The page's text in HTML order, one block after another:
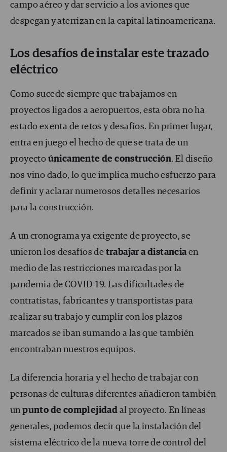
campo aéreo y dar servicio a los aviones que
despegan y aterrizan en la capital latinoamericana.
Los desafíos de instalar este trazado
eléctrico
Como sucede siempre que trabajamos en
proyectos ligados a aeropuertos, esta obra no ha
estado exenta de retos y desafíos. En primer lugar,
entra en juego el hecho de que se trata de un
proyecto únicamente de construcción. El diseño
nos vino dado, lo que implica mucho esfuerzo para
definir y aclarar numerosos detalles necesarios
para la construcción.
A un cronograma ya exigente de proyecto, se
unieron los desafíos de trabajar a distanciaen
medio de las restricciones marcadas por la
pandemia de COVID-19. Las dificultades de
contratistas, fabricantes y transportistas para
realizar su trabajo y cumplir con los plazos
marcados se iban sumando a las que también
encontraban nuestros equipos.
La diferencia horaria y el hecho de trabajar con
personas de culturas diferentes añadieron también
unpunto de complejidad al proyecto. En líneas
generales, podemos decir que la instalación del
sistema eléctrico de la nueva torre de control del